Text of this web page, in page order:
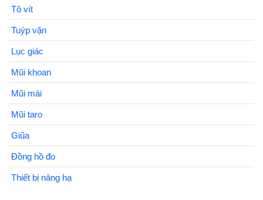
Tô vít
Tuýp vặn
Lục giác
Mũi khoan
Mũi mài
Mũi taro
Giũa
Đồng hồ đo
Thiết bị nâng hạ